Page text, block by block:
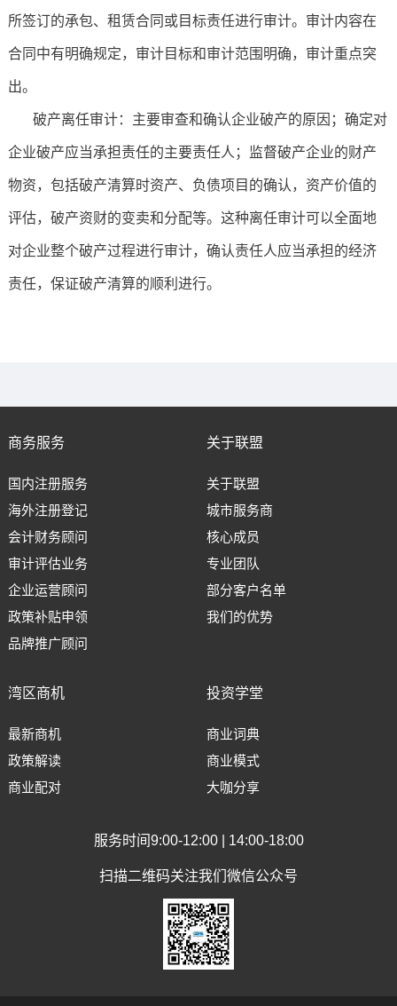
所签订的承包、租赁合同或目标责任进行审计。审计内容在
合同中有明确规定，审计目标和审计范围明确，审计重点突
出。
破产离任审计：主要审查和确认企业破产的原因；确定对
企业破产应当承担责任的主要责任人；监督破产企业的财产
物资，包括破产清算时资产、负债项目的确认，资产价值的
评估，破产资财的变卖和分配等。这种离任审计可以全面地
对企业整个破产过程进行审计，确认责任人应当承担的经济
责任，保证破产清算的顺利进行。
商务服务
国内注册服务
海外注册登记
会计财务顾问
审计评估业务
企业运营顾问
政策补贴申领
品牌推广顾问
关于联盟
关于联盟
城市服务商
核心成员
专业团队
部分客户名单
我们的优势
湾区商机
最新商机
政策解读
商业配对
投资学堂
商业词典
商业模式
大咖分享
服务时间9:00-12:00 | 14:00-18:00
扫描二维码关注我们微信公众号